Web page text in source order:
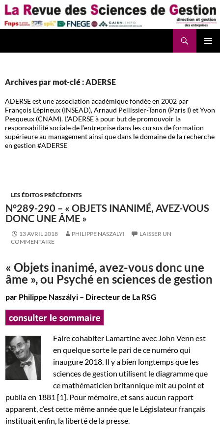
Aller
au
contenu
Archives par mot-clé : ADERSE
ADERSE est une association académique fondée en 2002 par
François Lépineux (INSEAD), Arnaud Pellissier-Tanon (Paris I) et Yvon
Pesqueux (CNAM). L’ADERSE à pour but de promouvoir la
responsabilité sociale de l’entreprise dans les cursus de formation
supérieure au management ainsi que dans le domaine de la recherche
en gestion #ADERSE
LES ÉDITOS PRÉCÉDENTS
N°289-290 – « OBJETS INANIMÉ, AVEZ-VOUS
DONC UNE ÂME »
13 AVRIL 2018 PHILIPPE NASZALYI
LAISSER UN
COMMENTAIRE
« Objets inanimé, avez-vous donc une
âme », ou Psyché en sciences de gestion
par Philippe Naszályi – Directeur de La RSG
Faire cohabiter Lamartine avec John Venn est
en quelque sorte le pari de ce numéro qui
inaugure 2018. Il y a bien longtemps que les
sciences de gestion utilisent le diagramme que
ce mathématicien britannique mit au point et
publia en 1881 [1]. Pour mémoire, et sans aucun rapport
apparent, c’est cette même année que le Législateur français
instituait enfin, la liberté de la presse.